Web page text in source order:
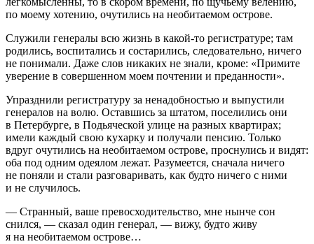
по моему хотению, очутились на необитаемом острове.
Служили генералы всю жизнь в какой-то регистратуре; там
родились, воспитались и состарились, следовательно, ничего
не понимали. Даже слов никаких не знали, кроме: «Примите
уверение в совершенном моем почтении и преданности».
Упразднили регистратуру за ненадобностью и выпустили
генералов на волю. Оставшись за штатом, поселились они
в Петербурге, в Подьяческой улице на разных квартирах;
имели каждый свою кухарку и получали пенсию. Только
вдруг очутились на необитаемом острове, проснулись и видят:
оба под одним одеялом лежат. Разумеется, сначала ничего
не поняли и стали разговаривать, как будто ничего с ними
и не случилось.
— Странный, ваше превосходительство, мне нынче сон
снился, — сказал один генерал, — вижу, будто живу
я на необитаемом острове…